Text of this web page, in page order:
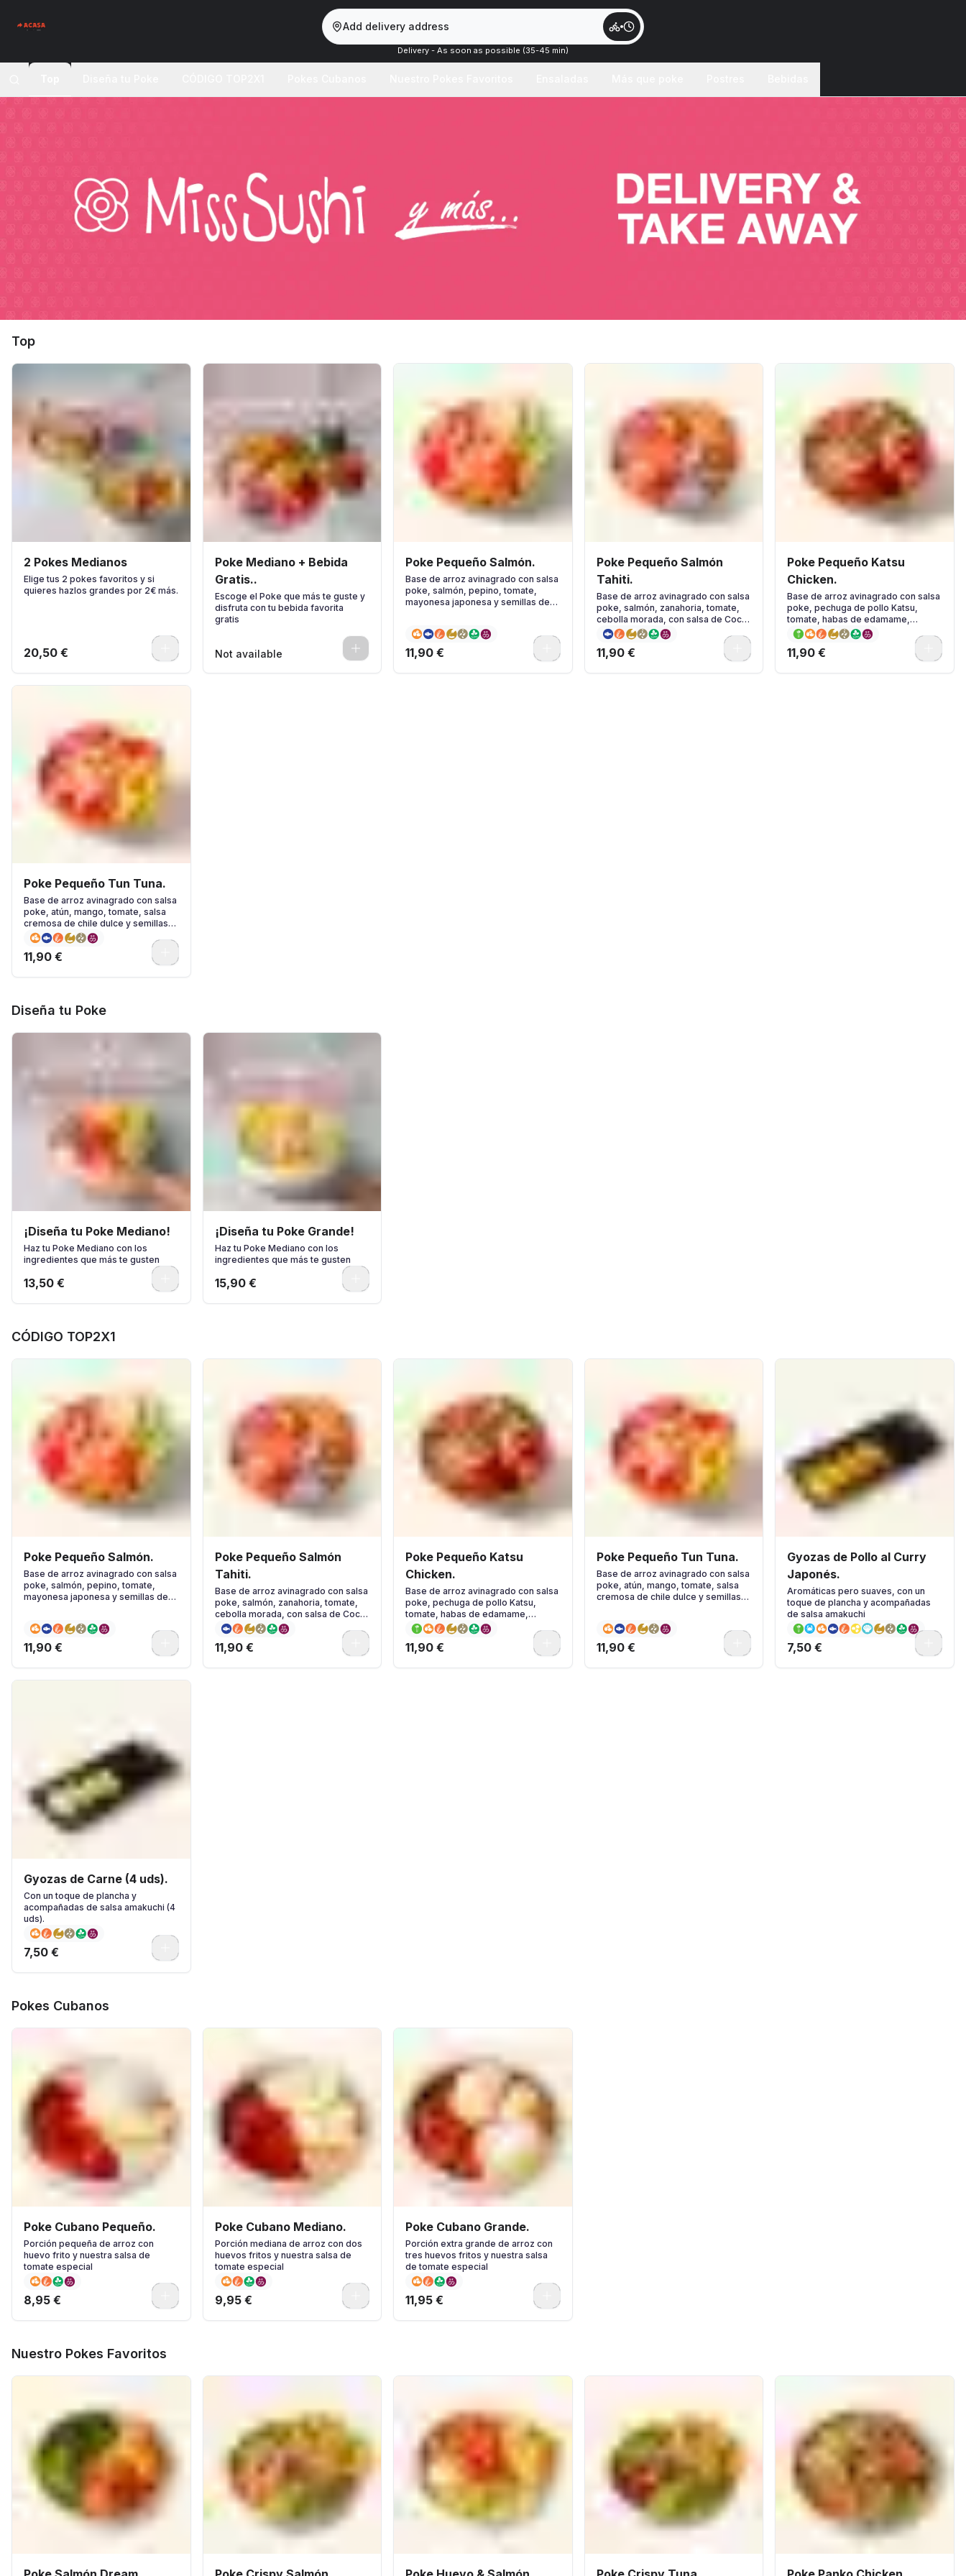
Add delivery address
Delivery - As soon as possible (35-45 min)
Top
2 Pokes Medianos
Elige tus 2 pokes favoritos y si
quieres hazlos grandes por 2€ más.
20,50 €
Poke Mediano + Bebida
Gratis..
Escoge el Poke que más te guste y
disfruta con tu bebida favorita
gratis
Not available 0
Poke Pequeño Salmón.
Base de arroz avinagrado con salsa
poke, salmón, pepino, tomate,
mayonesa japonesa y semillas de
11,90 €
Poke Pequeño Salmón
Tahiti.
Base de arroz avinagrado con salsa
poke, salmón, zanahoria, tomate,
cebolla morada, con salsa de Coco
& Lima y hierbas frescas.
11,90 €
Poke Pequeño Katsu
Chicken.
Base de arroz avinagrado con salsa
poke, pechuga de pollo Katsu,
tomate, habas de edamame,
mayonesa japonesa y semillas de
sésamo
11,90 €
Poke Pequeño Tun Tuna.
Base de arroz avinagrado con salsa
poke, atún, mango, tomate, salsa
cremosa de chile dulce y semillas
de sésamo
11,90 €
Diseña tu Poke
¡Diseña tu Poke Mediano!
Haz tu Poke Mediano con los
ingredientes que más te gusten
13,50 €
¡Diseña tu Poke Grande!
Haz tu Poke Mediano con los
ingredientes que más te gusten
15,90 €
CÓDIGO TOP2X1
Poke Pequeño Salmón.
Base de arroz avinagrado con salsa
poke, salmón, pepino, tomate,
mayonesa japonesa y semillas de
11,90 €
Poke Pequeño Salmón
Tahiti.
Base de arroz avinagrado con salsa
poke, salmón, zanahoria, tomate,
cebolla morada, con salsa de Coco
& Lima y hierbas frescas.
11,90 €
Poke Pequeño Katsu
Chicken.
Base de arroz avinagrado con salsa
poke, pechuga de pollo Katsu,
tomate, habas de edamame,
mayonesa japonesa y semillas de
sésamo
11,90 €
Poke Pequeño Tun Tuna.
Base de arroz avinagrado con salsa
poke, atún, mango, tomate, salsa
cremosa de chile dulce y semillas
11,90 €
Gyozas de Pollo al Curry
Japonés.
Aromáticas pero suaves, con un
toque de plancha y acompañadas
de salsa amakuchi
7,50 €
Gyozas de Carne (4 uds).
Con un toque de plancha y
acompañadas de salsa amakuchi (4
uds).
7,50 €
Pokes Cubanos
Poke Cubano Pequeño.
Porción pequeña de arroz con
huevo frito y nuestra salsa de
tomate especial
8,95 €
Poke Cubano Mediano.
Porción mediana de arroz con dos
huevos fritos y nuestra salsa de
tomate especial
9,95 €
Poke Cubano Grande.
Porción extra grande de arroz con
tres huevos fritos y nuestra salsa
de tomate especial
11,95 €
Nuestro Pokes Favoritos